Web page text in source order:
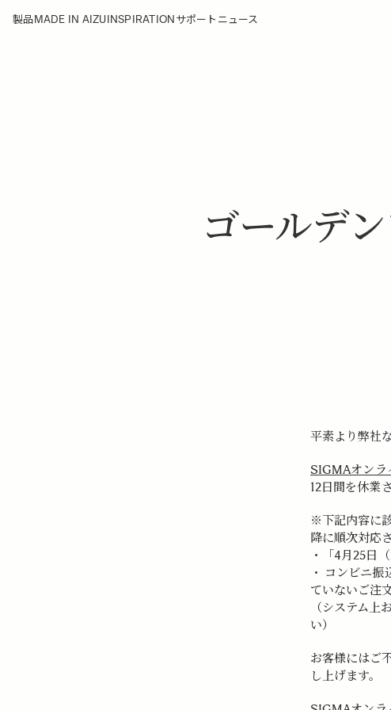
製品MADE IN AIZUINSPIRATION サポート ニュース
ゴールデ
平素より弊社
SIGMAオンラ
12日間を休業
※下記内容に
降に順次対応
・「4月25日
・ コンビニ
ていないご注
（システム
い）
お客様にはご
し上げます。